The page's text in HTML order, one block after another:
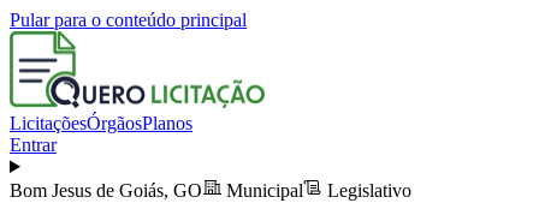
Pular para o conteúdo principal
LicitaçõesÓrgãosPlanos
Entrar
Bom Jesus de Goiás, GO Municipal Legislativo